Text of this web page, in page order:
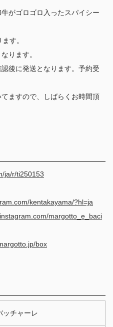
がゴロゴロ入ったスパイシー
す。
ります。
後に発送となります。予約受
ますので、しばらくお時間頂
ja/r/ti250153
kentakayama/?hl=ja
margotto_e_baci
box
ッチャーレ